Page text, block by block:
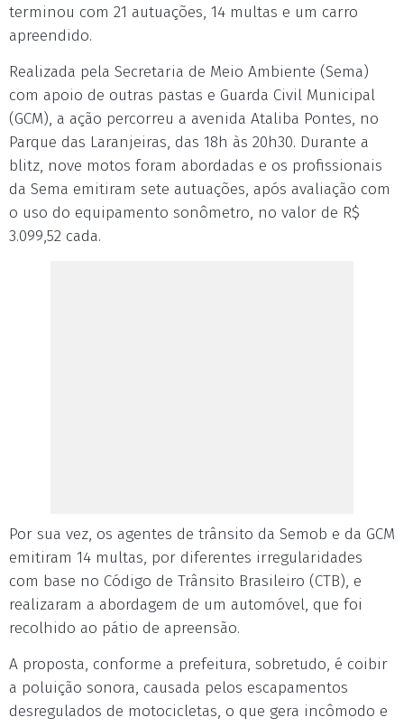
terminou com 21 autuações, 14 multas e um carro
apreendido.
Realizada pela Secretaria de Meio Ambiente (Sema)
com apoio de outras pastas e Guarda Civil Municipal
(GCM), a ação percorreu a avenida Ataliba Pontes, no
Parque das Laranjeiras, das 18h às 20h30. Durante a
blitz, nove motos foram abordadas e os profissionais
da Sema emitiram sete autuações, após avaliação com
o uso do equipamento sonômetro, no valor de R$
3.099,52 cada.
Por sua vez, os agentes de trânsito da Semob e da GCM
emitiram 14 multas, por diferentes irregularidades
com base no Código de Trânsito Brasileiro (CTB), e
realizaram a abordagem de um automóvel, que foi
recolhido ao pátio de apreensão.
A proposta, conforme a prefeitura, sobretudo, é coibir
a poluição sonora, causada pelos escapamentos
desregulados de motocicletas, o que gera incômodo e